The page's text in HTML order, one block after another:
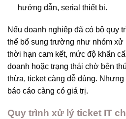
hướng dẫn, serial thiết bị.
Nếu doanh nghiệp đã có bộ quy
thể bổ sung trường như nhóm xử
thời hạn cam kết, mức độ khẩn
doanh hoặc trạng thái chờ bên
thừa, ticket càng dễ dùng.
báo cáo càng có giá trị.
Quy trình xử lý ticket IT